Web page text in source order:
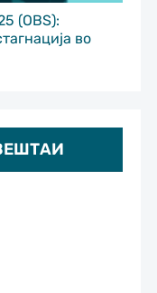
(OBS):
во